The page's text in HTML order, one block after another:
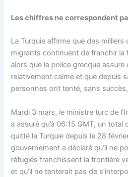
Les chiffres ne correspondent
La Turquie affirme que des milliers
migrants continuent de franchir la
alors que la police grecque assure
relativement calme et que depuis
personnes ont tenté, sans
Mardi 3 mars, le ministre turc de
a assuré qu’à 06:15 GMT, un
quitté la Turquie depuis le 28
gouvernement a déclaré qu’il ne
réfugiés franchissent la frontière
et qu’il ne tenterait pas de